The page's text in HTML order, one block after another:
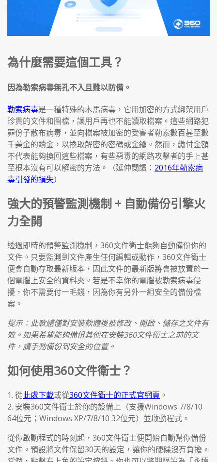
為什麼需要這個工具？
因為勒索病毒無孔不入且難以防備。
勒索病毒是一種特殊的木馬病毒，它用加密的方式綁架用戶
珍貴的文件和圖檔，讓用戶再也不能讀取檔案。這些網路犯
罪份子散布病毒，並向檔案被加密的受害者勒索數百甚至數
千美金的贖金，以換取解密的密碼或金鑰。然而，繳付金額
不代表能夠換回這些檔案，有些惡毒的網路攻擊者的手上甚
至根本沒有可以解密的方法。（延伸閱讀： 2016年勒索病
毒引發的損失）
強大的預警監測機制 + 自動備份引擎火
力全開
透過即時的預警監測機制，360文件衛士能夠自動備份你的
文件。只要監測到文件產生任何編輯或動作，360文件衛士
便會自動存取最新版本，因此文件的最新版將會被放置於一
個電腦上安全的資料夾。若是不幸你的電腦被勒索病毒侵
擾，你不需要付一毛錢，因為你有另外一組安全的備份檔
案。
提示：此軟體僅對安裝軟體後被修改、開啟、儲存之文件有
效。如果希望能夠備份其他在安裝360文件衛士之前的文
件，請手動備份到安全的位置。
如何使用360文件衛士？
1. 從此處下載或從360文件衛士的正式官網頁 。
2. 安裝360文件衛士於你的設備上（支援Windows 7/8/10
64位元；Windows XP/7/8/10 32位元）並啟動程式。
從你啟動程式的時刻起，360文件衛士便開始自動幫你備份
文件。預設將文件保留30天的設定，讓你的硬碟沒有負擔。